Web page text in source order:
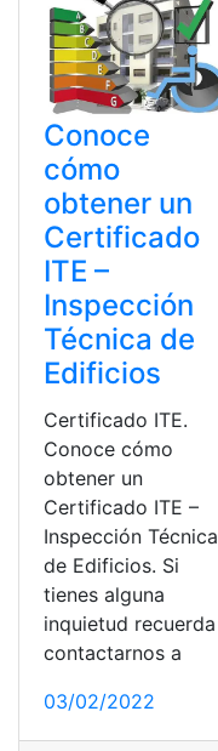
Conoce
cómo
obtener un
Certificado
ITE –
Inspección
Técnica de
Edificios
Certificado ITE.
Conoce cómo
obtener un
Certificado ITE –
Inspección Técnica
de Edificios. Si
tienes alguna
inquietud recuerda
contactarnos a
03/02/2022